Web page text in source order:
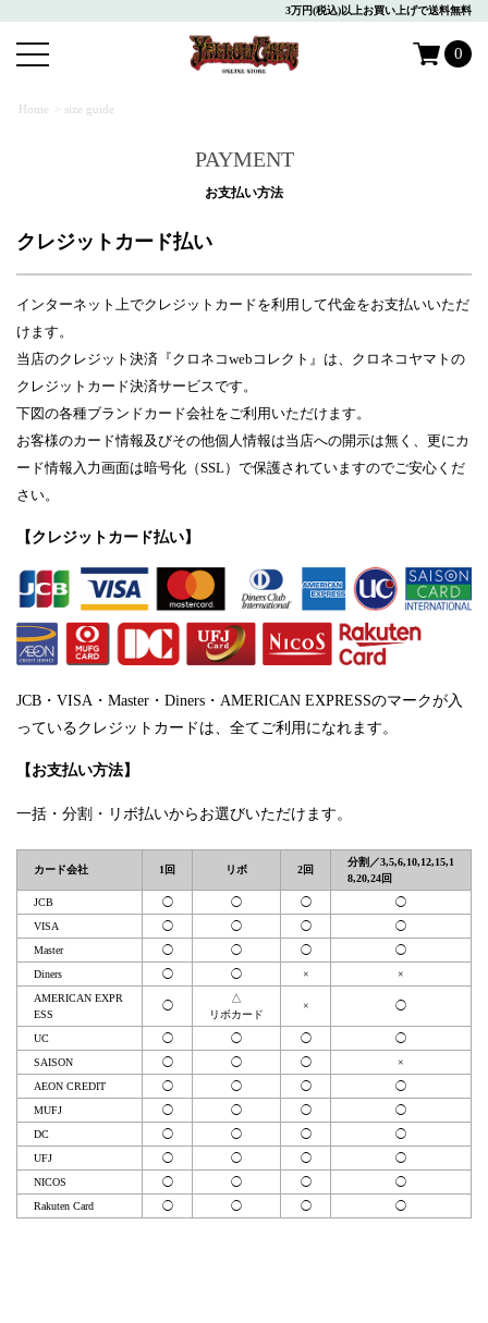
3万円(税込)以上お買い上げで送料無料
0
Home > size guide
PAYMENT
お支払い方法
クレジットカード払い
インターネット上でクレジットカードを利用して代金をお支払いいただ
けます。
当店のクレジット決済『クロネコwebコレクト』は、クロネコヤマトの
クレジットカード決済サービスです。
下図の各種ブランドカード会社をご利用いただけます。
お客様のカード情報及びその他個人情報は当店への開示は無く、更にカ
ード情報入力画面は暗号化（SSL）で保護されていますのでご安心くだ
さい。
【クレジットカード払い】
JCB・VISA・Master・Diners・AMERICAN EXPRESSのマークが入
っているクレジットカードは、全てご利用になれます。
【お支払い方法】
一括・分割・リボ払いからお選びいただけます。
カード会社 1回 リボ 2回
分割／3,5,6,10,12,15,1
8,20,24回
JCB
◯ ◯ ◯
◯
VISA
◯ ◯ ◯
◯
Master
◯ ◯ ◯
◯
Diners
◯ ◯ ×
×
AMERICAN EXPR
ESS
◯
△
リボカード
× ◯
UC ◯ ◯ ◯
◯
SAISON
◯ ◯ ◯
×
AEON CREDIT
◯ ◯ ◯
◯
MUFJ
◯ ◯ ◯
◯
DC
◯ ◯ ◯
◯
UFJ
◯ ◯ ◯
◯
NICOS
◯ ◯ ◯
◯
Rakuten Card
◯ ◯ ◯ ◯